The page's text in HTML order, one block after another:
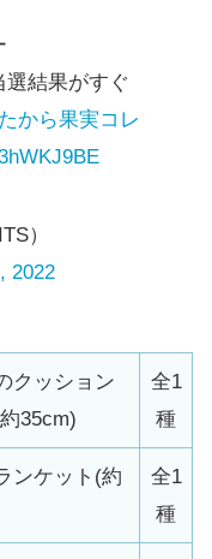
結果がすぐ
から果実コレ
）
2022
クッション
35cm)
全1
種
ンケット(約
全1
種